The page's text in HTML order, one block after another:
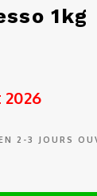
1kg
2026
2-3 JOURS